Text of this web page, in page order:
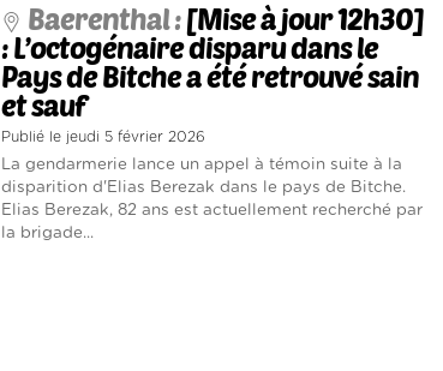
Baerenthal :[Mise à jour 12h30]
: L’octogénaire disparu dans le
Pays de Bitche a été retrouvé sain
et sauf
Publié le jeudi 5 février 2026
La gendarmerie lance un appel à témoin suite à la
disparition d'Elias Berezak dans le pays de Bitche.
Elias Berezak, 82 ans est actuellement recherché par
la brigade...